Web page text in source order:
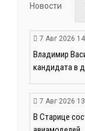
Новости
7 Авг 2026
Владимир
кандидата в
7 Авг 2026
В Старице